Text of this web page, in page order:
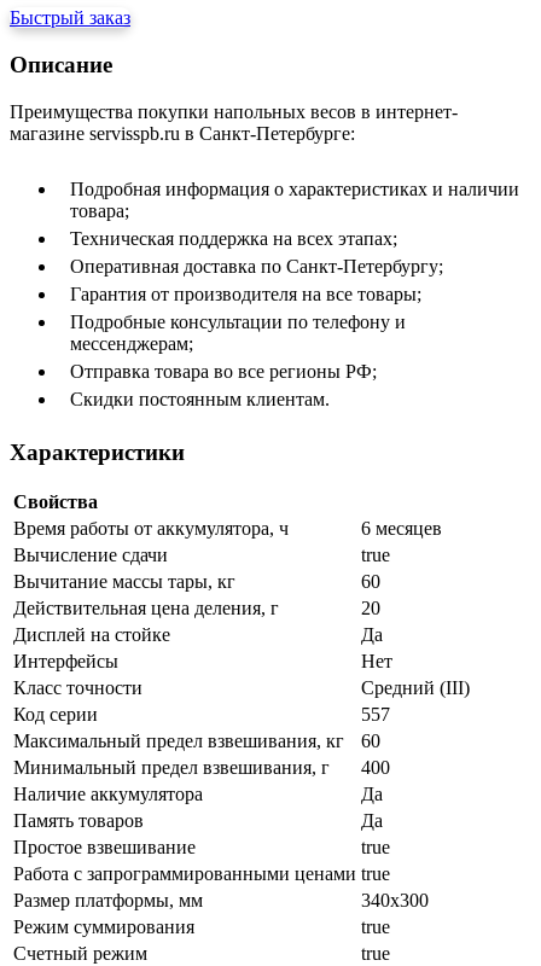
Быстрый заказ
Описание
Преимущества покупки напольных весов в интернет-
магазине servisspb.ru в Санкт-Петербурге:
Подробная информация о характеристиках и наличии
товара;
Техническая поддержка на всех этапах;
Оперативная доставка по Санкт-Петербургу;
Гарантия от производителя на все товары;
Подробные консультации по телефону и
мессенджерам;
Отправка товара во все регионы РФ;
Скидки постоянным клиентам.
Характеристики
Свойства
Время работы от аккумулятора, ч
6 месяцев
Вычисление сдачи
true
Вычитание массы тары, кг
60
Действительная цена деления, г
20
Дисплей на стойке
Да
Интерфейсы
Нет
Класс точности
Средний (III)
Код серии
557
Максимальный предел взвешивания, кг
60
Минимальный предел взвешивания, г
400
Наличие аккумулятора
Да
Память товаров
Да
Простое взвешивание
true
Работа с запрограммированными ценами true
Размер платформы, мм
340х300
Режим суммирования
true
Счетный режим
true